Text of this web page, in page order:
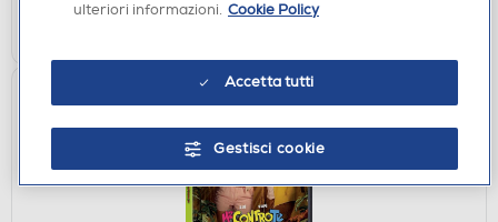
AGGIUNGI
ulteriori informazioni. Cookie Policy
Accetta tutti
Gestisci cookie